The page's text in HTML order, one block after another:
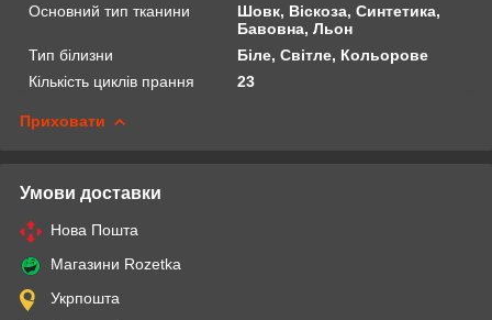
Основний тип тканини
Шовк, Віскоза, Синтетика,
Бавовна, Льон
Тип білизни
Біле, Світле, Кольорове
Кількість циклів прання
23
Приховати
Умови доставки
Нова Пошта
Магазини Rozetka
Укрпошта